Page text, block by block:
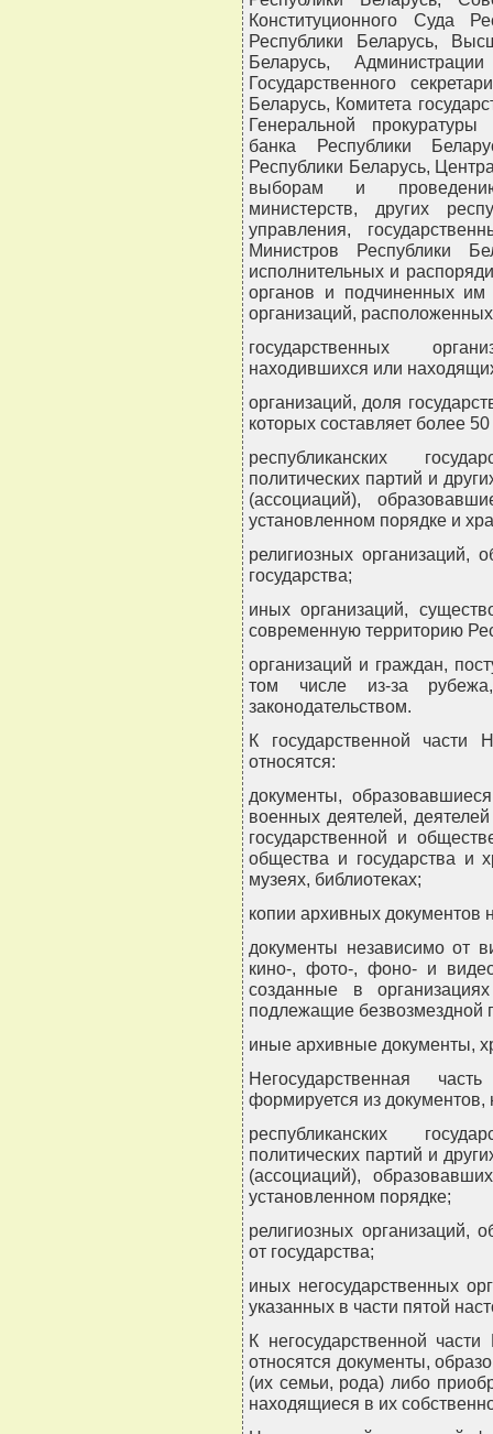
Конституционного Суда
Республики Беларусь,
Беларусь,
Государственного
Беларусь, Комитета
Генеральной
банка Республики
Республики Беларусь,
выборам и проведению
министерств, других
управления,
Министров Республики
исполнительных и
органов и подчиненных им
организаций,
государственных
находившихся или
организаций, доля
которых составляет более
республиканских
политических партий и
(ассоциаций),
установленном порядке и
религиозных организаций,
государства;
иных организаций,
современную территорию
организаций и граждан,
том числе из-за
законодательством.
К государственной части
относятся:
документы,
военных деятелей,
государственной и
общества и государства и
музеях, библиотеках;
копии архивных документов
документы независимо от
кино-, фото-, фоно- и
созданные в
подлежащие безвозмездной
иные архивные документы,
Негосударственная
формируется из
республиканских
политических партий и
(ассоциаций),
установленном порядке;
религиозных организаций,
от государства;
иных негосударственных
указанных в части пятой
К негосударственной
относятся документы,
(их семьи, рода) либо
находящиеся в их